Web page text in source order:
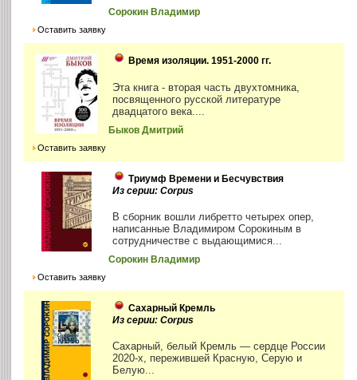
Сорокин Владимир
Оставить заявку
Время изоляции. 1951-2000 гг.
Эта книга - вторая часть двухтомника,
посвященного русской литературе
двадцатого века....
Быков Дмитрий
Оставить заявку
Триумф Времени и Бесчувствия
Из серии: Corpus
В сборник вошли либретто четырех опер,
написанные Владимиром Сорокиным в
сотрудничестве с выдающимися...
Сорокин Владимир
Оставить заявку
Сахарный Кремль
Из серии: Corpus
Сахарный, белый Кремль — сердце России
2020-х, пережившей Красную, Серую и
Белую...